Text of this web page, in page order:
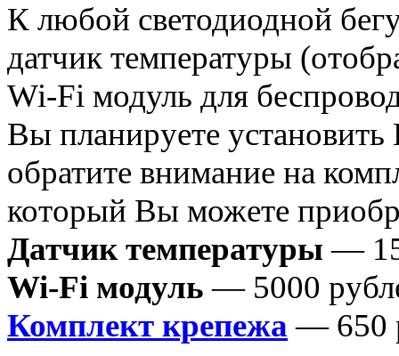
К любой светодиодной
датчик температуры
Wi-Fi модуль для
Вы планируете
обратите внимание на
который Вы можете
Датчик температуры —
Wi-Fi модуль — 5000
Комплект крепежа — 650